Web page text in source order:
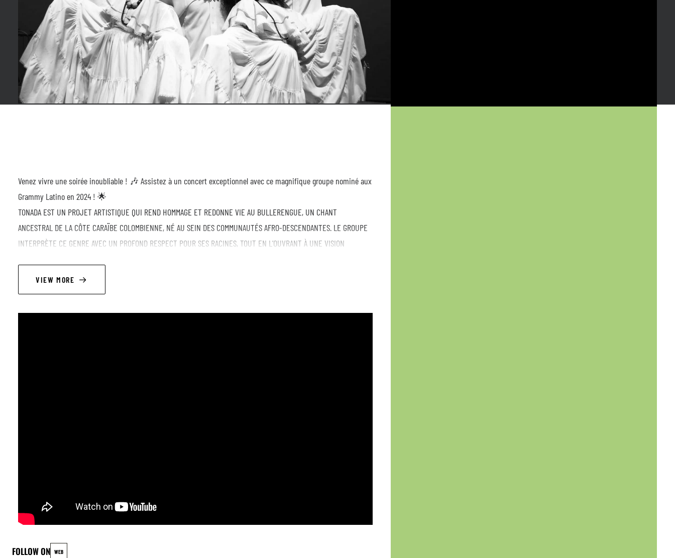
Venez vivre une soirée inoubliable ! 🎶 Assistez à un concert exceptionnel avec ce magnifique groupe nominé aux
Grammy Latino en 2024 ! 🌟
TONADA EST UN PROJET ARTISTIQUE QUI REND HOMMAGE ET REDONNE VIE AU BULLERENGUE, UN CHANT
ANCESTRAL DE LA CÔTE CARAÏBE COLOMBIENNE, NÉ AU SEIN DES COMMUNAUTÉS AFRO-DESCENDANTES. LE GROUPE
INTERPRÈTE CE GENRE AVEC UN PROFOND RESPECT POUR SES RACINES, TOUT EN L’OUVRANT À UNE VISION
Jaime Consuegra Ascanio-Percussion, Vocals
Diego A Valbuena Martón- Percussion, Cello, Vocals
VIEW MORE
FOLLOW ON WEB